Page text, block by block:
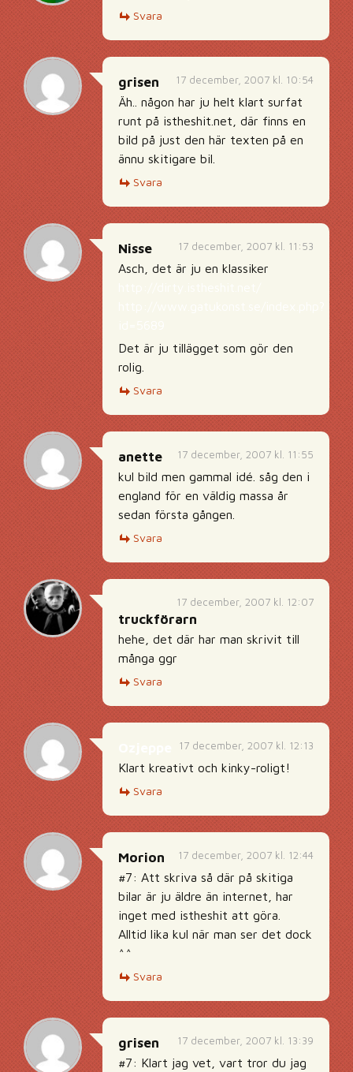
Svara
17 december, 2007 kl. 10:54
grisen
Äh.. någon har ju helt klart surfat
runt på istheshit.net, där finns en
bild på just den här texten på en
ännu skitigare bil.
Svara
17 december, 2007 kl. 11:53
Nisse
Asch, det är ju en klassiker
Det är ju tillägget som gör den
rolig.
Svara
17 december, 2007 kl. 11:55
anette
kul bild men gammal idé. såg den i
england för en väldig massa år
sedan första gången.
Svara
17 december, 2007 kl. 12:07
truckförarn
hehe, det där har man skrivit till
många ggr
Svara
17 december, 2007 kl. 12:13
Klart kreativt och kinky-roligt!
Svara
17 december, 2007 kl. 12:44
Morion
#7: Att skriva så där på skitiga
bilar är ju äldre än internet, har
inget med istheshit att göra.
Alltid lika kul när man ser det dock
^^
Svara
17 december, 2007 kl. 13:39
grisen
#7: Klart jag vet, vart tror du jag